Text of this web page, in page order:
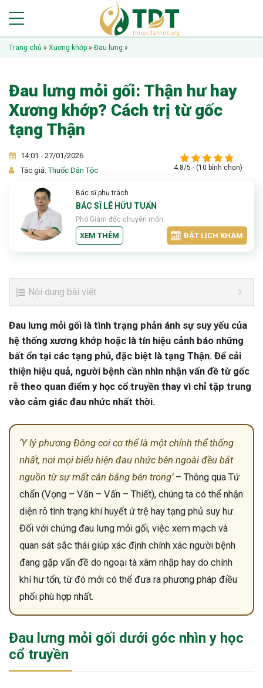
Trang chủ » Xương khớp » Đau lưng »
Đau lưng mỏi gối: Thận hư hay
Xương khớp? Cách trị từ gốc
tạng Thận
14:01 - 27/01/2026
Tác giả:Thuốc Dân Tộc 4.8/5 - (10 bình chọn)
Bác sĩ phụ trách
BÁC SĨ LÊ HỮU TUẤN
Phó Giám đốc chuyên môn
XEM THÊM ĐẶT LỊCH KHÁM
Nội dung bài viết
Đau lưng mỏi gối là tình trạng phản ánh sự suy yếu của
hệ thống xương khớp hoặc là tín hiệu cảnh báo những
bất ổn tại các tạng phủ, đặc biệt là tạng Thận. Để cải
thiện hiệu quả, người bệnh cần nhìn nhận vấn đề từ gốc
rễ theo quan điểm y học cổ truyền thay vì chỉ tập trung
vào cảm giác đau nhức nhất thời.
‘Y lý phương Đông coi cơ thể là một chỉnh thể thống
nhất, nơi mọi biểu hiện đau nhức bên ngoài đều bắt
nguồn từ sự mất cân bằng bên trong’– Thông qua Tứ
chẩn (Vọng – Văn – Vấn – Thiết), chúng ta có thể nhận
diện rõ tình trạng khí huyết ứ trệ hay tạng phủ suy hư.
Đối với chứng đau lưng mỏi gối, việc xem mạch và
quan sát sắc thái giúp xác định chính xác người bệnh
đang gặp vấn đề do ngoại tà xâm nhập hay do chính
khí hư tổn, từ đó mới có thể đưa ra phương pháp điều
phối phù hợp nhất.
Đau lưng mỏi gối dưới góc nhìn y học
cổ truyền